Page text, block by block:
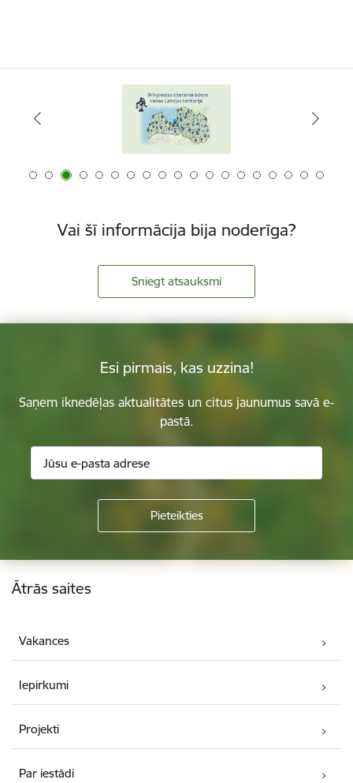
Vai šī informācija bija noderīga?
Sniegt atsauksmi
Esi pirmais, kas uzzina!
Saņem iknedēļas aktualitātes un citus jaunumus savā e-
pastā.
Kājene
Ātrās saites
Vakances
Iepirkumi
Projekti
Par iestādi